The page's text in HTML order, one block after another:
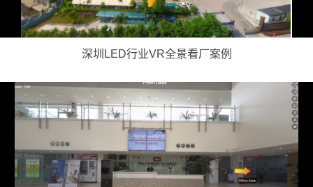
深圳LED行业VR全景看厂案例